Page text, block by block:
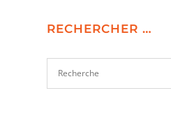
RECHERCHER …